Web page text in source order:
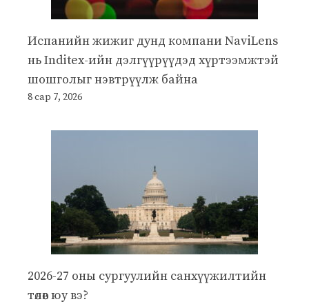
Испанийн жижиг дунд компани NaviLens
нь Inditex-ийн дэлгүүрүүдэд хүртээмжтэй
шошголыг нэвтрүүлж байна
8 сар 7, 2026
2026-27 оны сургуулийн санхүүжилтийн
төлөв юу вэ?